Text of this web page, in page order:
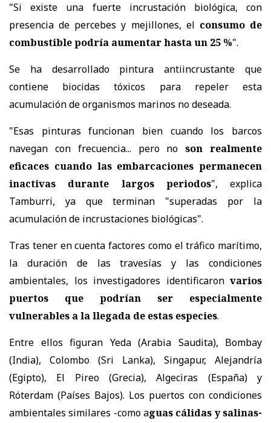
"Si existe una fuerte incrustación biológica, con
presencia de percebes y mejillones, el consumo de
combustible podría aumentar hasta un 25 %".
Se ha desarrollado pintura antiincrustante que
contiene biocidas tóxicos para repeler esta
acumulación de organismos marinos no deseada.
"Esas pinturas funcionan bien cuando los barcos
navegan con frecuencia... pero noson realmente
eficaces cuando las embarcaciones permanecen
inactivas durante largos periodos", explica
Tamburri, ya que terminan "superadas por la
acumulación de incrustaciones biológicas".
Tras tener en cuenta factores como el tráfico marítimo,
la duración de las travesías y las condiciones
ambientales, los investigadores identificaronvarios
puertos que podrían ser especialmente
vulnerables a la llegada de estas especies.
Entre ellos figuran Yeda (Arabia Saudita), Bombay
(India), Colombo (Sri Lanka), Singapur, Alejandría
(Egipto), El Pireo (Grecia), Algeciras (España) y
Róterdam (Países Bajos). Los puertos con condiciones
ambientales similares -como aguas cálidas y salinas-